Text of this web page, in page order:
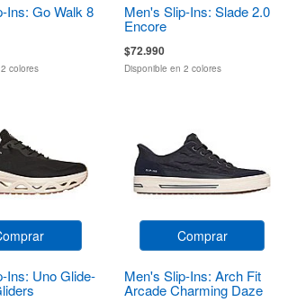
Ins: Go Walk 8
colores
Men's Slip-Ins: Slade 2.0
Encore
$72.990
Disponible en 2 colores
Ins: Uno Glide-
Comprar
Men's Slip-Ins: Arch Fit
Arcade Charming Daze